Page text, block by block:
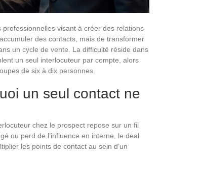
professionnelles visant à créer des relations
des contacts, mais de transformer
un cycle de vente. La difficulté réside dans
un seul interlocuteur par compte, alors
de six à dix personnes.
un seul contact ne
chez le prospect repose sur un fil
ou perd de l’influence en interne, le deal
les points de contact au sein d’un